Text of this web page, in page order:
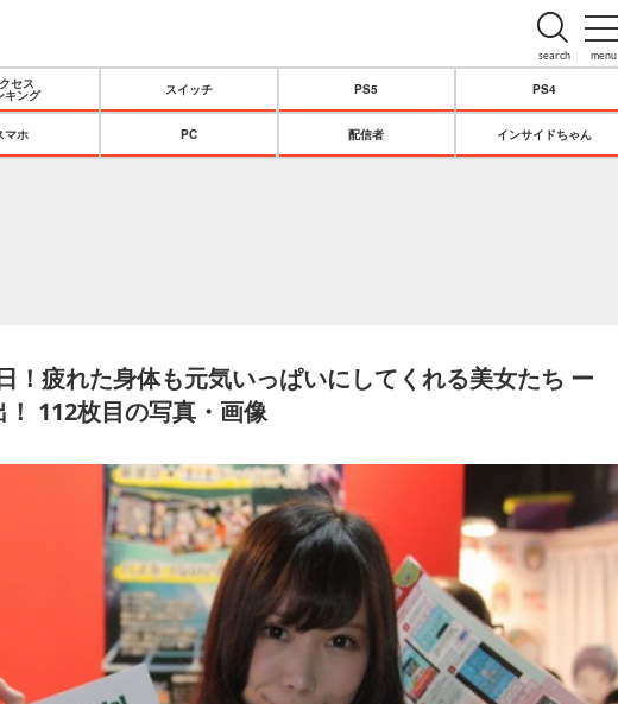
menu
search
セス
キング
スイッチ PS5 PS4
マホ PC 配信者 インサイドちゃん
！疲れた身体も元気いっぱいにしてくれる美女たち ー
112枚目の写真・画像